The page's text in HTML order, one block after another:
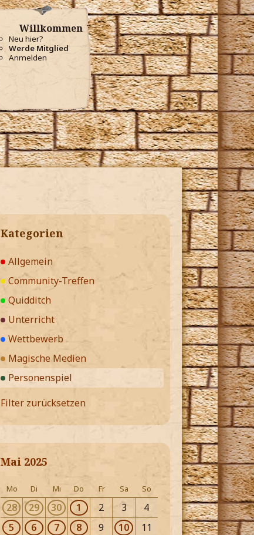
Willkommen
Neu hier?
Werde Mitglied
Anmelden
Kategorien
Allgemein
Community-Treffen
Quidditch
Unterricht
Wettbewerb
Magische Medien
Personenspiel
Filter zurücksetzen
Mai 2025
Mo Di Mi Do Fr Sa So
28 29 30 1 2 3
4
5
6 7 8 9 10
11